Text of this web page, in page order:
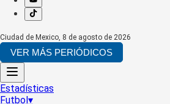
Ciudad de Mexico, 8 de agosto de 2026
VER MÁS PERIÓDICOS
Estadísticas
Futbol▾